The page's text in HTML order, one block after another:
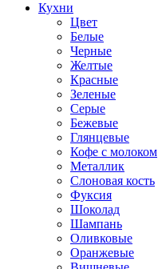
Кухни
Цвет
Белые
Черные
Желтые
Красные
Зеленые
Серые
Бежевые
Глянцевые
Кофе с молоком
Металлик
Слоновая кость
Фуксия
Шоколад
Шампань
Оливковые
Оранжевые